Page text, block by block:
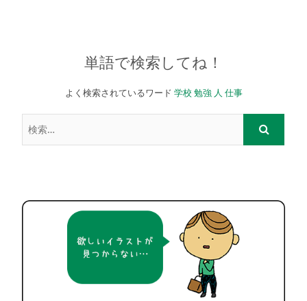
単語で検索してね！
よく検索されているワード 学校 勉強 人 仕事